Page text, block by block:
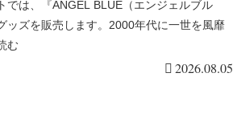
ランダムコンパクトミ
17アイテムが新発売！
では、『ANGEL BLUE（エンジェルブル
ッズを販売します。2000年代に一世を風靡
む
2026.08.05